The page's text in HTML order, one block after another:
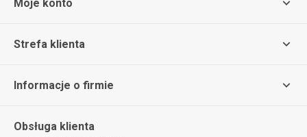
Moje konto
Strefa klienta
Informacje o firmie
Obsługa klienta